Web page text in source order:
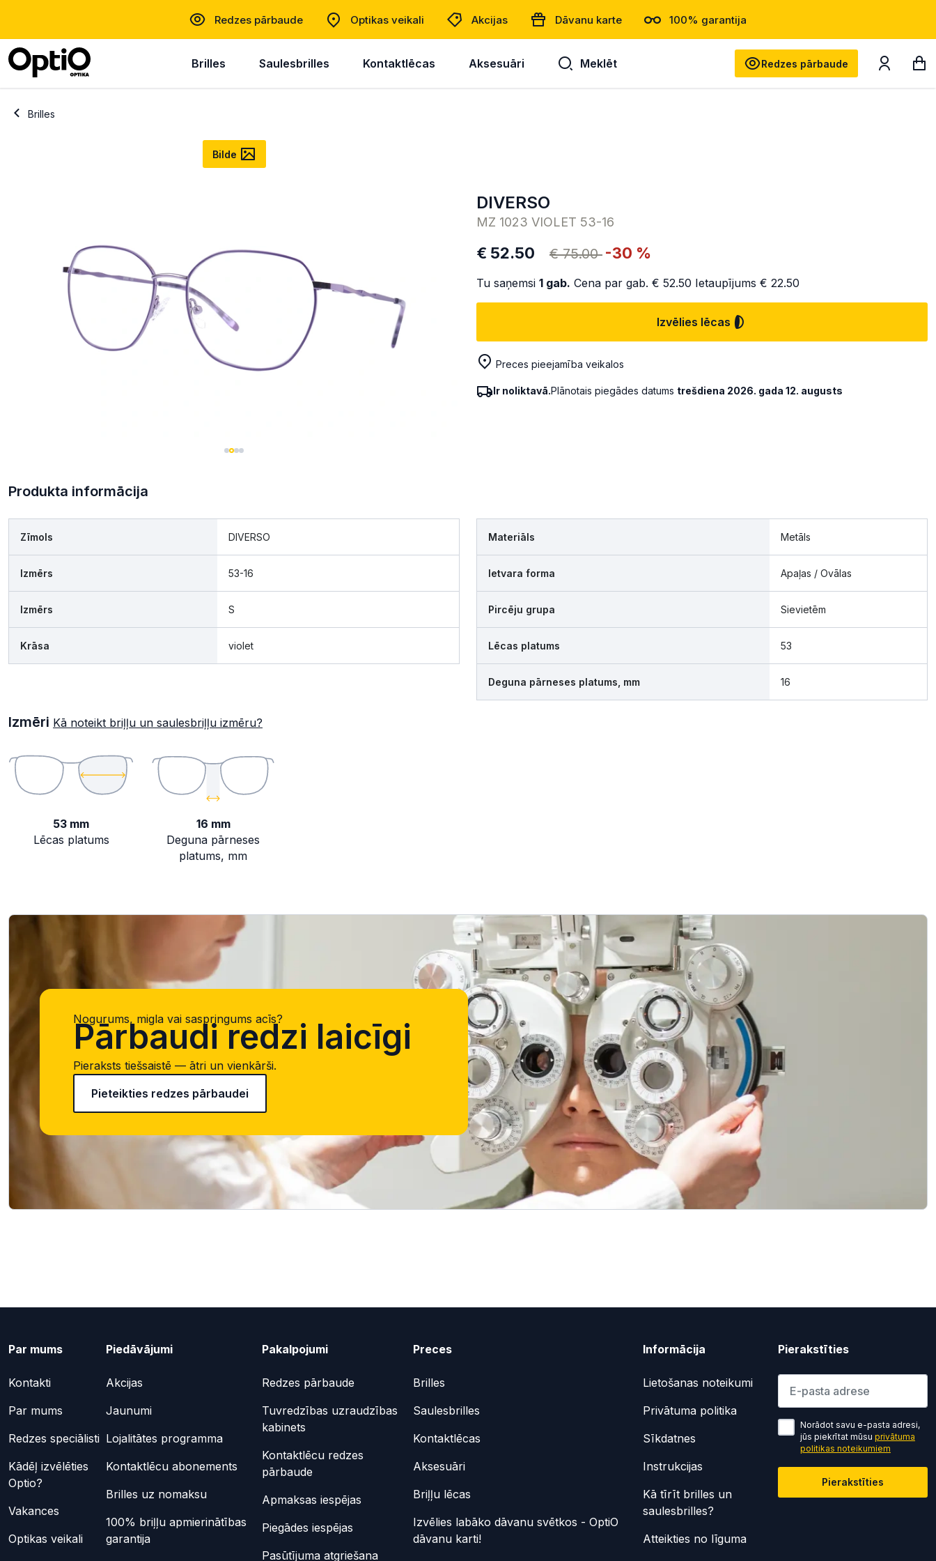
Redzes pārbaude Optikas veikali Akcijas Dāvanu karte 100% garantija
Brilles Saulesbrilles Kontaktlēcas Aksesuāri Meklēt Redzes pārbaude
Brilles
Bilde
DIVERSO
MZ 1023 VIOLET 53-16
€ 52.50 € 75.00 -30 %
Tu saņemsi 1 gab. Cena par gab. € 52.50 Ietaupījums € 22.50
Izvēlies lēcas
Preces pieejamība veikalos
Ir noliktavā.Plānotais piegādes datums trešdiena 2026. gada 12. augusts
Produkta informācija
Zīmols DIVERSO
Izmērs 53-16
Izmērs S
Krāsa violet
Materiāls Metāls
Ietvara forma Apaļas / Ovālas
Pircēju grupa Sievietēm
Lēcas platums 53
Deguna pārneses platums, mm 16
Izmēri Kā noteikt briļļu un saulesbriļļu izmēru?
53 mm
Lēcas platums
16 mm
Deguna pārneses
platums, mm
Nogurums, migla vai saspringums acīs?
Pārbaudi redzi laicīgi
Pieraksts tiešsaistē — ātri un vienkārši.
Pieteikties redzes pārbaudei
Par mums
Kontakti
Par mums
Redzes speciālisti
Kādēļ izvēlēties
Optio?
Vakances
Optikas veikali
Piedāvājumi
Akcijas
Jaunumi
Lojalitātes programma
Kontaktlēcu abonements
Brilles uz nomaksu
100% briļļu apmierinātības
garantija
Pakalpojumi
Redzes pārbaude
Tuvredzības uzraudzības
kabinets
Kontaktlēcu redzes
pārbaude
Apmaksas iespējas
Piegādes iespējas
Pasūtījuma atgriešana
Preces
Brilles
Saulesbrilles
Kontaktlēcas
Aksesuāri
Briļļu lēcas
Izvēlies labāko dāvanu svētkos - OptiO
dāvanu karti!
Informācija
Lietošanas noteikumi
Privātuma politika
Sīkdatnes
Instrukcijas
Kā tīrīt brilles un
saulesbrilles?
Atteikties no līguma
Pierakstīties
Lūdzu ievadiet e-pasta adresi
Norādot savu e-pasta adresi,
jūs piekrītat mūsu privātuma
politikas noteikumiem
Pierakstīties